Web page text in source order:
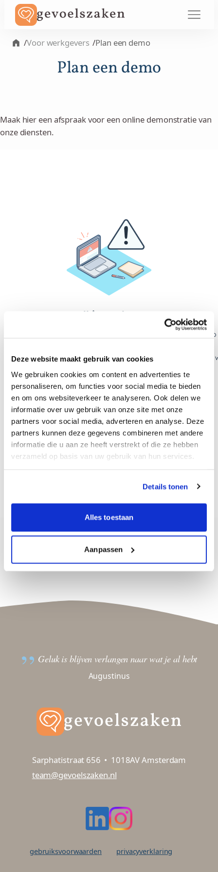
Deze website maakt gebruik van cookies
We gebruiken cookies om content en advertenties te
personaliseren, om functies voor social media te bieden
en om ons websiteverkeer te analyseren. Ook delen we
informatie over uw gebruik van onze site met onze
partners voor social media, adverteren en analyse. Deze
partners kunnen deze gegevens combineren met andere
informatie die u aan ze heeft verstrekt of die ze hebben
verzameld op basis van uw gebruik van hun services.
Details tonen
Alles toestaan
Aanpassen
/Voor werkgevers /Plan een demo
Plan een demo
Maak hier een afspraak voor een online demonstratie van
onze diensten.
Geluk is blijven verlangen naar wat je al hebt
Augustinus
Sarphatistraat 656 • 1018AV Amsterdam
team@gevoelszaken.nl
gebruiksvoorwaarden privacyverklaring